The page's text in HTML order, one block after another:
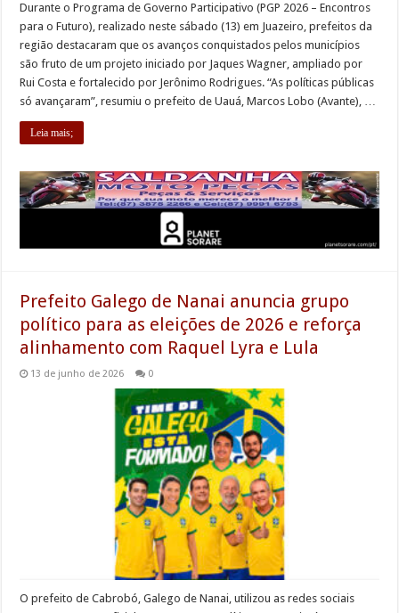
Durante o Programa de Governo Participativo (PGP 2026 – Encontros
para o Futuro), realizado neste sábado (13) em Juazeiro, prefeitos da
região destacaram que os avanços conquistados pelos municípios
são fruto de um projeto iniciado por Jaques Wagner, ampliado por
Rui Costa e fortalecido por Jerônimo Rodrigues. “As políticas públicas
só avançaram”, resumiu o prefeito de Uauá, Marcos Lobo (Avante), …
Leia mais;
Prefeito Galego de Nanai anuncia grupo
político para as eleições de 2026 e reforça
alinhamento com Raquel Lyra e Lula
13 de junho de 2026 0
O prefeito de Cabrobó, Galego de Nanai, utilizou as redes sociais